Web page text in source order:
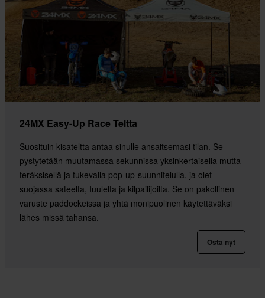
24MX Easy-Up Race Teltta
Suosituin kisateltta antaa sinulle ansaitsemasi tilan. Se
pystytetään muutamassa sekunnissa yksinkertaisella mutta
teräksisellä ja tukevalla pop-up-suunnitelulla, ja olet
suojassa sateelta, tuulelta ja kilpailijoilta. Se on pakollinen
varuste paddockeissa ja yhtä monipuolinen käytettäväksi
lähes missä tahansa.
Osta nyt